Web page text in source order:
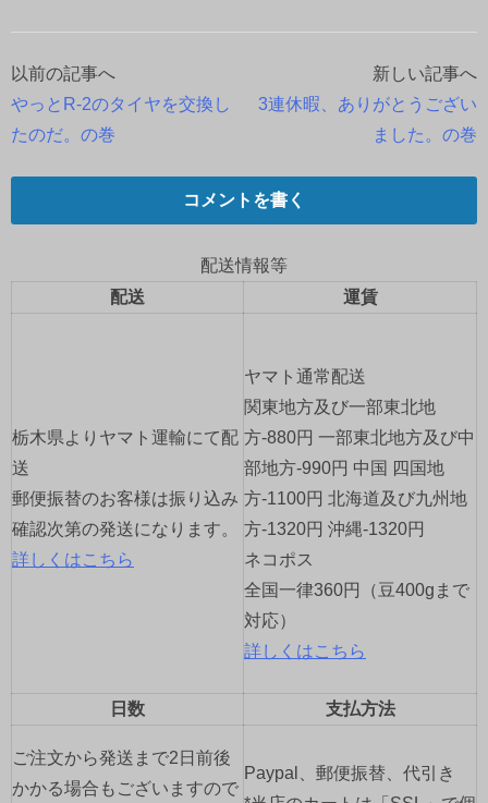
投
稿
ナ
ビ
ー
ン
以前の記事へ
やっとR-2のタイヤを交換し
たのだ。の巻
新しい記事へ
3連休暇、ありがとうござい
ました。の巻
コメントを書く
配送情報等
配送
運賃
栃木県よりヤマト運輸にて配
送
郵便振替のお客様は振り込み
確認次第の発送になります。
詳しくはこちら
ヤマト通常配送
関東地方及び一部東北地
方-880円 一部東北地方及び中
部地方-990円 中国 四国地
方-1100円 北海道及び九州地
方-1320円 沖縄-1320円
ネコポス
全国一律360円（豆400gまで
対応）
詳しくはこちら
日数 支払方法
ご注文から発送まで2日前後
かかる場合もございますので
Paypal、郵便振替、代引き